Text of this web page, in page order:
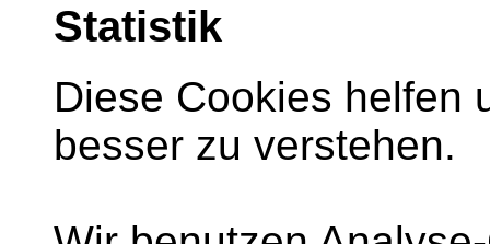
Statistik
Diese Cookies helfen
besser zu verstehen.